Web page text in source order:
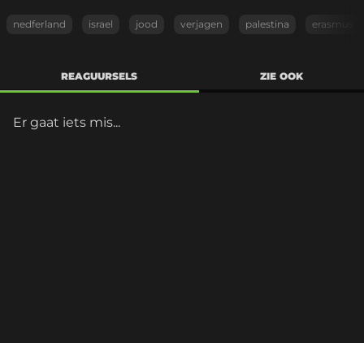
nedferland israel jood verjagen palestina erasmus
REAGUURSELS ZIE OOK
Er gaat iets mis...